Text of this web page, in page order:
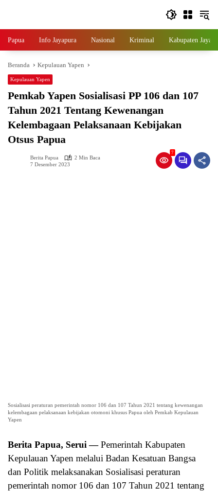
Papua Info Jayapura Nasional Kriminal Kabupaten
Beranda Kepulauan Yapen
Kepulauan Yapen
Pemkab Yapen Sosialisasi PP 106 dan 107
Tahun 2021 Tentang Kewenangan
Kelembagaan Pelaksanaan Kebijakan
Otsus Papua
Berita Papua
2 Min Baca
7 Desember 2023
7
Sosialisasi peraturan pemerintah nomor 106 dan 107 Tahun 2021 tentang kewenangan
kelembagaan pelaksanaan kebijakan otomoni khusus Papua oleh Pemkab Kepulauan
Yapen
Berita Papua, Serui —Pemerintah Kabupaten
Kepulauan Yapen melalui Badan Kesatuan Bangsa
dan Politik melaksanakan Sosialisasi peraturan
pemerintah nomor 106 dan 107 Tahun 2021 tentang